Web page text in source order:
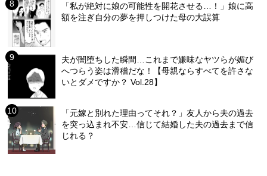
「私が絶対に娘の可能性を開花させる…！」娘に高
額を注ぎ自分の夢を押しつけた母の大誤算
夫が闇堕ちした瞬間…これまで嫌味なヤツらが媚び
へつらう姿は滑稽だな！【母親ならすべてを許さな
いとダメですか？ Vol.28】
「元嫁と別れた理由ってそれ？」友人から夫の過去
を突っ込まれ不安…信じて結婚した夫の過去まで信
じれる？